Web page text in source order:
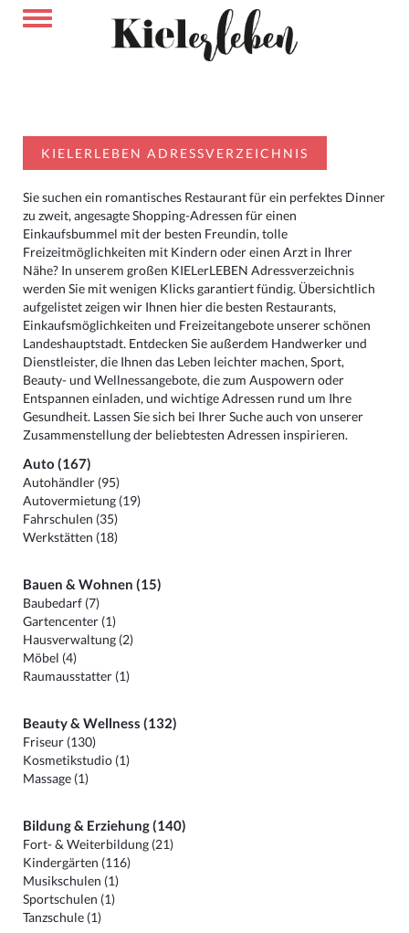
KIELERLEBEN ADRESSVERZEICHNIS
Sie suchen ein romantisches Restaurant für ein perfektes Dinner
zu zweit, angesagte Shopping-Adressen für einen
Einkaufsbummel mit der besten Freundin, tolle
Freizeitmöglichkeiten mit Kindern oder einen Arzt in Ihrer
Nähe? In unserem großen KIELerLEBEN Adressverzeichnis
werden Sie mit wenigen Klicks garantiert fündig. Übersichtlich
aufgelistet zeigen wir Ihnen hier die besten Restaurants,
Einkaufsmöglichkeiten und Freizeitangebote unserer schönen
Landeshauptstadt. Entdecken Sie außerdem Handwerker und
Dienstleister, die Ihnen das Leben leichter machen, Sport,
Beauty- und Wellnessangebote, die zum Auspowern oder
Entspannen einladen, und wichtige Adressen rund um Ihre
Gesundheit. Lassen Sie sich bei Ihrer Suche auch von unserer
Zusammenstellung der beliebtesten Adressen inspirieren.
Auto (167)
Autohändler (95)
Autovermietung (19)
Fahrschulen (35)
Werkstätten (18)
Bauen & Wohnen (15)
Baubedarf (7)
Gartencenter (1)
Hausverwaltung (2)
Möbel (4)
Raumausstatter (1)
Beauty & Wellness (132)
Friseur (130)
Kosmetikstudio (1)
Massage (1)
Bildung & Erziehung (140)
Fort- & Weiterbildung (21)
Kindergärten (116)
Musikschulen (1)
Sportschulen (1)
Tanzschule (1)